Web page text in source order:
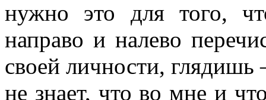
нужно это для того,
направо и налево
своей личности, глядишь
не знает, что во мне и